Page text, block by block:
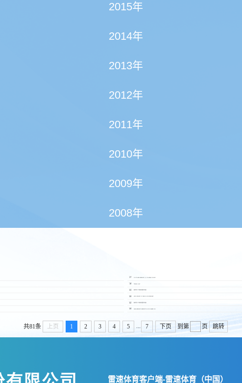
2015年
2014年
2013年
2012年
2011年
2010年
2009年
2008年
27
18 TRADING HALT
03
09
02
09
共81条 上页 1 2 3 4 5 ... 7 下页 到第 页 跳转
雷速体育客户端-雷速体育（中国）